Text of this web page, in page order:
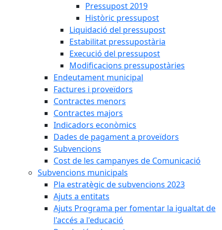
Pressupost 2019
Històric pressupost
Liquidació del pressupost
Estabilitat pressupostària
Execució del pressupost
Modificacions pressupostàries
Endeutament municipal
Factures i proveïdors
Contractes menors
Contractes majors
Indicadors econòmics
Dades de pagament a proveïdors
Subvencions
Cost de les campanyes de Comunicació
Subvencions municipals
Pla estratègic de subvencions 2023
Ajuts a entitats
Ajuts Programa per fomentar la igualtat de
l'accés a l'educació